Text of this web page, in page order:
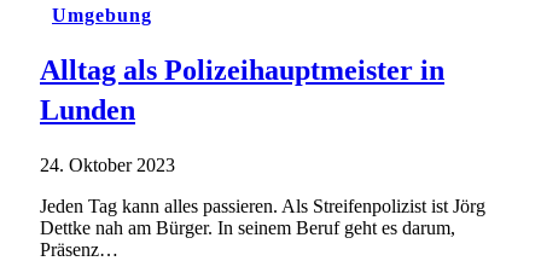
Umgebung
Alltag als Polizeihauptmeister in
Lunden
24. Oktober 2023
Jeden Tag kann alles passieren. Als Streifenpolizist ist Jörg
Dettke nah am Bürger. In seinem Beruf geht es darum,
Präsenz…